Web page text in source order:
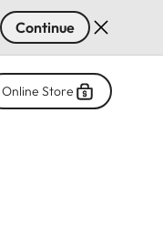
Continue
Online Store